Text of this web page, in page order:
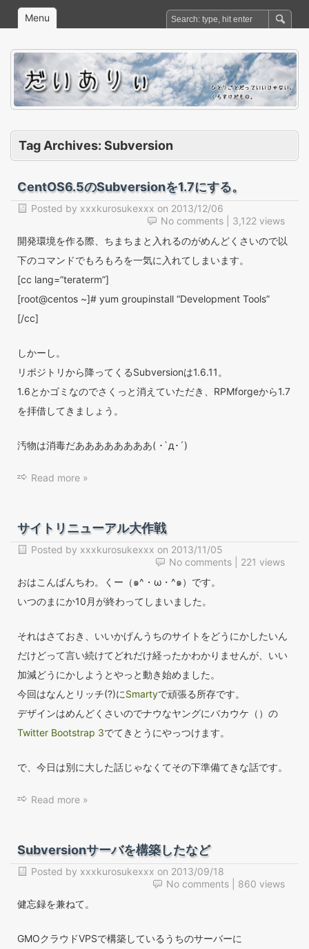
Menu
Tag Archives: Subversion
CentOS6.5のSubversionを1.7にする。
Posted by xxxkurosukexxx on 2013/12/06
No comments | 3,122 views
開発環境を作る際、ちまちまと入れるのがめんどくさいので以
下のコマンドでもろもろを一気に入れてしまいます。
[cc lang=”teraterm”]
[root@centos ~]# yum groupinstall “Development Tools”
[/cc]
しかーし。
リポジトリから降ってくるSubversionは1.6.11。
1.6とかゴミなのでさくっと消えていただき、RPMforgeから1.7
を拝借してきましょう。
汚物は消毒だああああああああ( ･`д･´)
Read more »
サイトリニューアル大作戦
Posted by xxxkurosukexxx on 2013/11/05
No comments | 221 views
おはこんばんちわ。くー（๑^・ω・^๑）です。
いつのまにか10月が終わってしまいました。
それはさておき、いいかげんうちのサイトをどうにかしたいん
だけどって言い続けてどれだけ経ったかわかりませんが、いい
加減どうにかしようとやっと動き始めました。
今回はなんとリッチ(?)にSmartyで頑張る所存です。
デザインはめんどくさいのでナウなヤングにバカウケ（）の
Twitter Bootstrap 3でてきとうにやっつけます。
で、今日は別に大した話じゃなくてその下準備てきな話です。
Read more »
Subversionサーバを構築したなど
Posted by xxxkurosukexxx on 2013/09/18
No comments | 860 views
健忘録を兼ねて。
GMOクラウドVPSで構築しているうちのサーバーに